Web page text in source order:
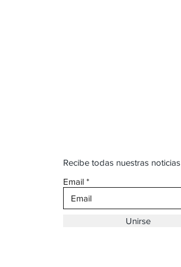
Recibe todas nuestras noticias
Email
Unirse